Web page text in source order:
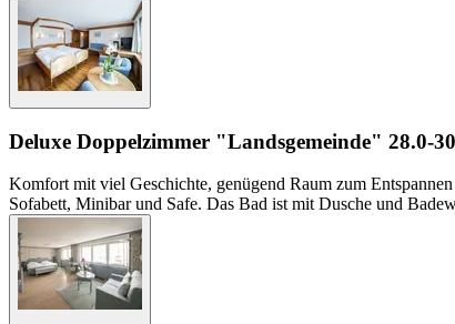
Deluxe Doppelzimmer "Landsgemeinde" 28.0-
Komfort mit viel Geschichte, genügend Raum zum
Sofabett, Minibar und Safe. Das Bad ist mit Dusche und